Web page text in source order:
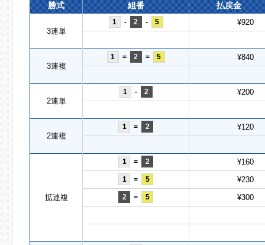
勝式 組番 払戻金
3連単
1 - 2 - 5 ¥920
3連複
1 = 2 = 5 ¥840
2連単
1 - 2 ¥200
2連複
1 = 2 ¥120
拡連複
1 = 2 ¥160
1 = 5 ¥230
2 = 5 ¥300